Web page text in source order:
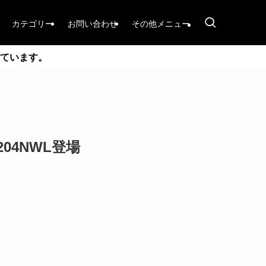
カテゴリー お問い合わせ その他メニュー
います。
登場